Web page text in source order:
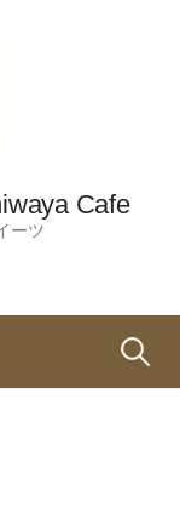
Cafe
ーツ
検